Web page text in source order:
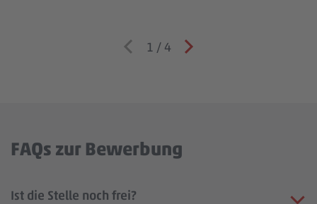
1 / 4
FAQs zur Bewerbung
Ist die Stelle noch frei?